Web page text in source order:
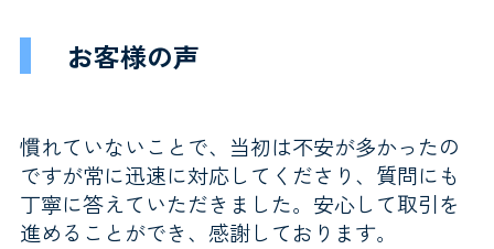
お客様の声
慣れていないことで、当初は不安が多かったの
ですが常に迅速に対応してくださり、質問にも
丁寧に答えていただきました。安心して取引を
進めることができ、感謝しております。